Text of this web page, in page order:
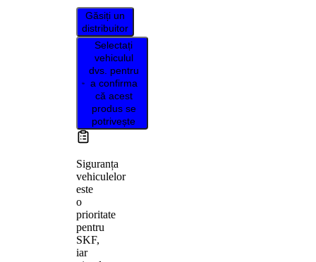
Găsiți un
distribuitor
Selectați
vehiculul
dvs. pentru
a confirma
că acest
produs se
potrivește
Siguranța
vehiculelor
este
o
prioritate
pentru
SKF,
iar